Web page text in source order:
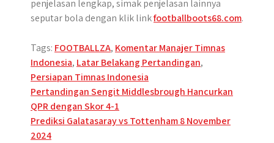
penjelasan lengkap, simak penjelasan lainnya
seputar bola dengan klik linkfootballboots68.com.
Tags: FOOTBALLZA, Komentar Manajer Timnas
Indonesia, Latar Belakang Pertandingan,
Persiapan Timnas Indonesia
Post
navigation
Pertandingan Sengit Middlesbrough Hancurkan
QPR dengan Skor 4-1
Prediksi Galatasaray vs Tottenham 8 November
2024